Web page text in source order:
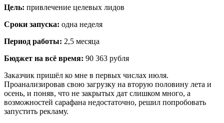
Цель: привлечение целевых лидов
Сроки запуска: одна неделя
Период работы: 2,5 месяца
Бюджет на всё время: 90 363 рубля
Заказчик пришёл ко мне в первых числах июля.
Проанализировав свою загрузку на вторую половину лета и
осень, и поняв, что не закрытых дат слишком много, а
возможностей сарафана недостаточно, решил попробовать
запустить рекламу.